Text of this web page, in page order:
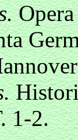
Opera
1-2.